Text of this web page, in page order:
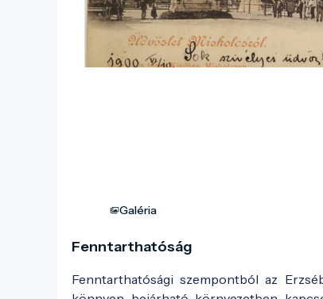
Galéria
Fenntarthatóság
Fenntarthatósági szempontból az